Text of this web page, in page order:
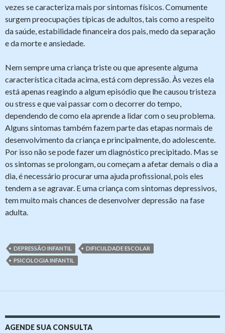
vezes se caracteriza mais por sintomas físicos. Comumente
surgem preocupações típicas de adultos, tais como a respeito
da saúde, estabilidade financeira dos pais, medo da separação
e da morte e ansiedade.
Nem sempre uma criança triste ou que apresente alguma
característica citada acima, está com depressão. Às vezes ela
está apenas reagindo a algum episódio que lhe causou tristeza
ou stress e que vai passar com o decorrer do tempo,
dependendo de como ela aprende a lidar com o seu problema.
Alguns sintomas também fazem parte das etapas normais de
desenvolvimento da criança e principalmente, do adolescente.
Por isso não se pode fazer um diagnóstico precipitado. Mas se
os sintomas se prolongam, ou começam a afetar demais o dia a
dia, é necessário procurar uma ajuda profissional, pois eles
tendem a se agravar. E uma criança com sintomas depressivos,
tem muito mais chances de desenvolver depressão na fase
adulta.
DEPRESSÃO INFANTIL
DIFICULDADE ESCOLAR
PSICOLOGIA INFANTIL
AGENDE SUA CONSULTA